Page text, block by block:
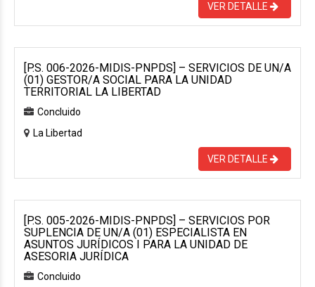
VER DETALLE
[P.S. 006-2026-MIDIS-PNPDS] – SERVICIOS DE UN/A
(01) GESTOR/A SOCIAL PARA LA UNIDAD
TERRITORIAL LA LIBERTAD
Concluido
La Libertad
VER DETALLE
[P.S. 005-2026-MIDIS-PNPDS] – SERVICIOS POR
SUPLENCIA DE UN/A (01) ESPECIALISTA EN
ASUNTOS JURÍDICOS I PARA LA UNIDAD DE
ASESORIA JURÍDICA
Concluido